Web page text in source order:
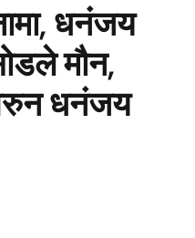
धनंजय
मौन,
धनंजय